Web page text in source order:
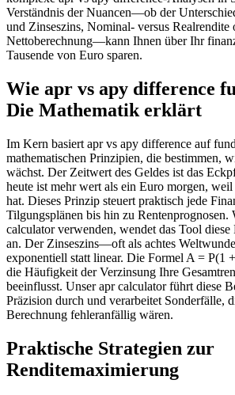
Verständnis der Nuancen—ob der
und Zinseszins, Nominal- versus Realrendite
Nettoberechnung—kann Ihnen über Ihr
Tausende von Euro sparen.
Wie apr vs apy difference
Die Mathematik erklärt
Im Kern basiert apr vs apy difference auf
mathematischen Prinzipien, die bestimmen,
wächst. Der Zeitwert des Geldes ist das
heute ist mehr wert als ein Euro morgen,
hat. Dieses Prinzip steuert praktisch jede
Tilgungsplänen bis hin zu Rentenprognosen.
calculator verwenden, wendet das Tool diese
an. Der Zinseszins—oft als achtes
exponentiell statt linear. Die Formel A = P(1
die Häufigkeit der Verzinsung Ihre
beeinflusst. Unser apr calculator führt diese
Präzision durch und verarbeitet Sonderfälle,
Berechnung fehleranfällig wären.
Praktische Strategien zur
Renditemaximierung